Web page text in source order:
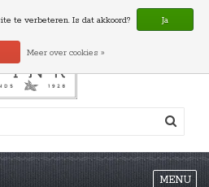
0 Artikelen
MENU
te verbeteren. Is dat akkoord? Ja
Meer over cookies »